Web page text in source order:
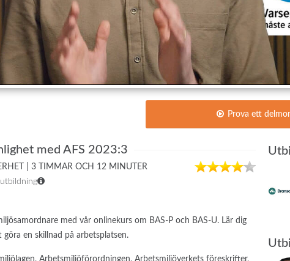
Prova ett
med AFS 2023:3
| 3 TIMMAR OCH 12 MINUTER
med vår onlinekurs om BAS-P och BAS-U. Lär dig
en skillnad på arbetsplatsen.
Arbetsmiljöförordningen, Arbetsmiljöverkets föreskrifter,